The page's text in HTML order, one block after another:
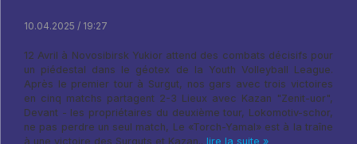
10.04.2025 / 19:27
12 Avril à Novosibirsk Yukior attend des combats décisifs pour
un piédestal dans le géotex de la Youth Volleyball League.
Après le premier tour à Surgut, nos gars avec trois victoires
en cinq matchs partagent 2-3 Lieux avec Kazan "Zenit-uor",
Devant - les propriétaires du deuxième tour, Lokomotiv-schor,
ne pas perdre un seul match, Le «Torch-Yamal» est à la traîne
à une victoire des Surguts et Kazan.. lire la suite »